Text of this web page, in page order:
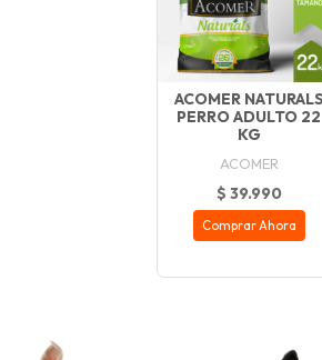
ACOMER NATURALS
PERRO ADULTO 22
KG
ACOMER
$ 39.990
Comprar Ahora